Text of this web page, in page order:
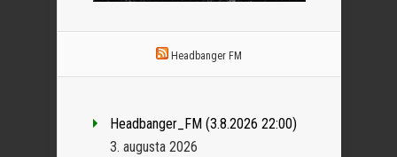
Headbanger FM
Headbanger_FM (3.8.2026 22:00)
3. augusta 2026